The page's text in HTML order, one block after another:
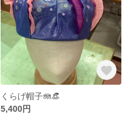
くらげ帽子🪼👒
5,400円